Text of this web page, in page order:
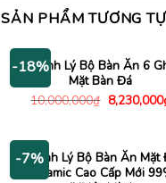
SẢN PHẨM TƯƠNG TỰ
-18%
Thanh Lý Bộ Bàn Ăn 6
Mặt Bàn Đá
10,000,000₫ Giá
gốc
8,230,000
-7%
Thanh Lý Bộ Bàn Ăn Mặt
Ceramic Cao Cấp Mới